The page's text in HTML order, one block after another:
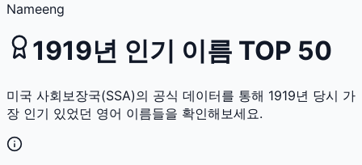
Nameeng
1919년 인기 이름 TOP 50
미국 사회보장국(SSA)의 공식 데이터를 통해 1919년 당시 가
장 인기 있었던 영어 이름들을 확인해보세요.